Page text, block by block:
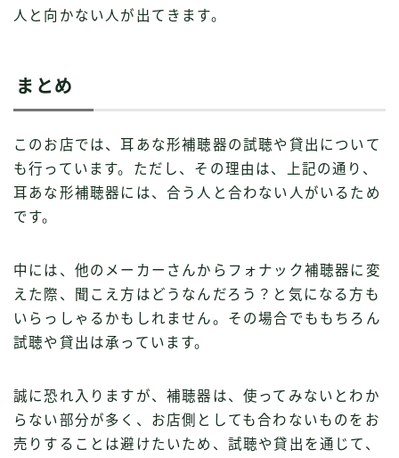
人と向かない人が出てきます。
まとめ
このお店では、耳あな形補聴器の試聴や貸出について
も行っています。ただし、その理由は、上記の通り、
耳あな形補聴器には、合う人と合わない人がいるため
です。
中には、他のメーカーさんからフォナック補聴器に変
えた際、聞こえ方はどうなんだろう？と気になる方も
いらっしゃるかもしれません。その場合でももちろん
試聴や貸出は承っています。
誠に恐れ入りますが、補聴器は、使ってみないとわか
らない部分が多く、お店側としても合わないものをお
売りすることは避けたいため、試聴や貸出を通じて、